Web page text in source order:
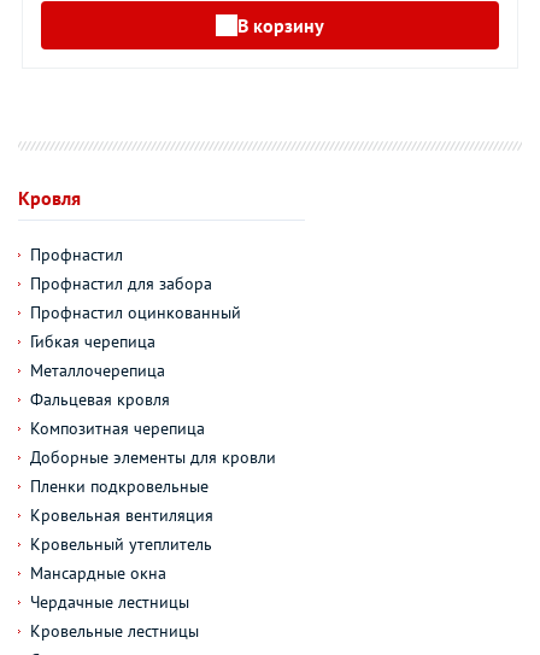
В корзину
Кровля
Профнастил
Профнастил для забора
Профнастил оцинкованный
Гибкая черепица
Металлочерепица
Фальцевая кровля
Композитная черепица
Доборные элементы для кровли
Пленки подкровельные
Кровельная вентиляция
Кровельный утеплитель
Мансардные окна
Чердачные лестницы
Кровельные лестницы